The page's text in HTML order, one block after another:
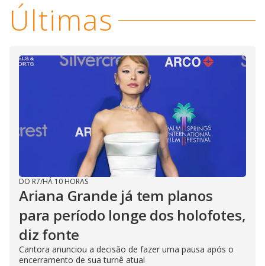
Últimas
DO R7/HÁ 10 HORAS
Ariana Grande já tem planos
para período longe dos holofotes,
diz fonte
Cantora anunciou a decisão de fazer uma pausa após o
encerramento de sua turnê atual